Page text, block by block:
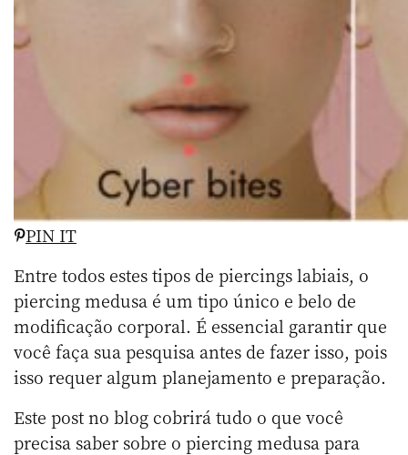
PIN IT
Entre todos estes tipos de piercings labiais, o
piercing medusa é um tipo único e belo de
modificação corporal. É essencial garantir que
você faça sua pesquisa antes de fazer isso, pois
isso requer algum planejamento e preparação.
Este post no blog cobrirá tudo o que você
precisa saber sobre o piercing medusa para